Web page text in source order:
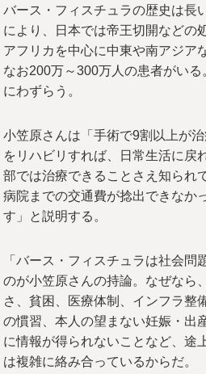
バース・フィスチュラの歴史は長
により、日本では帝王切開などの
アフリカを中心に中東や南アジア
なお200万～300万人の患者がい
にわずらう。
小笠原さんは「手術で9割以上が
をリハビリすれば、日常生活に戻
部では治療できることさえ知られ
病院までの交通費が捻出できなか
す」と説明する。
「バース・フィスチュラは社会問
のが小笠原さんの持論。なぜなら
さ、貧困、医療体制、インフラ整
の慣習、本人の望まない妊娠・出
に情報が得られないことなど、途
は複雑に絡み合っているからだ。